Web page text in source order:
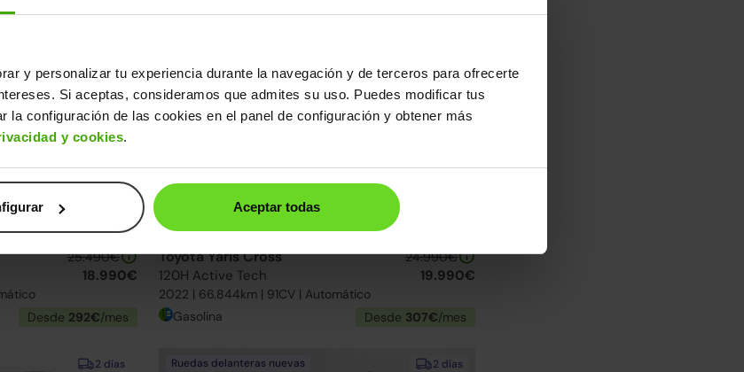
y personalizar tu experiencia durante la navegación y de terceros para ofrecerte
Si aceptas, consideramos que admites su uso. Puedes modificar tus
la configuración de las cookies en el panel de configuración y obtener más
y cookies.
Aceptar todas
modelo que mejor se adapta a ti.
2 días
25.490€
18.990€
Desde 292€/mes
2 días
↓ 200€
Toyota Yaris Cross
120H Active Tech
2022 | 66.844km | 91CV | Automático
24.990€
19.990€
Gasolina Desde 307€/mes
2 días 2 días
Ruedas delanteras nuevas